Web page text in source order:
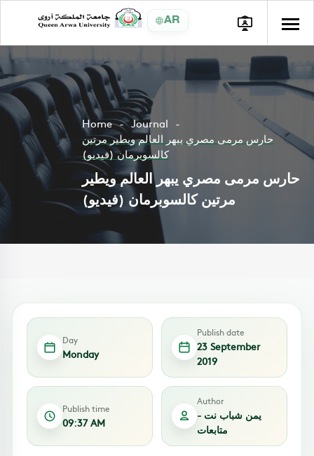
AR
Home
Journal
حارس مرمى مصري يبهر العالم ويطير مرتين
كالسوبرمان (فيديو)
حارس مرمى مصري يبهر العالم ويطير
مرتين كالسوبرمان (فيديو)
Day
Monday
Publish date
23 September
2019
Publish time
09:37 AM
Author
يمن شباب نت -
متابعات